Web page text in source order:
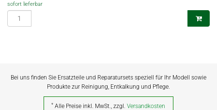
sofort lieferbar
Bei uns finden Sie Ersatzteile und Reparatursets speziell für Ihr Modell sowie
Produkte zur Reinigung, Entkalkung und Pflege.
* Alle Preise inkl. MwSt., zzgl.Versandkosten